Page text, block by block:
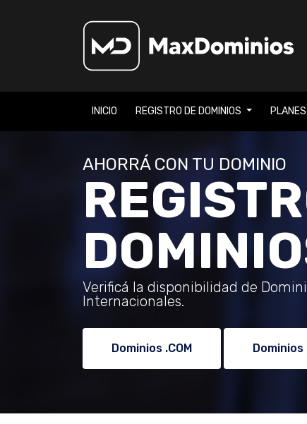
INICIO REGISTRO DE DOMINIOS
AHORRÁ CON TU DOMINIO
Verificá la disponibilidad de
Internacionales.
Dominios .COM Dominios